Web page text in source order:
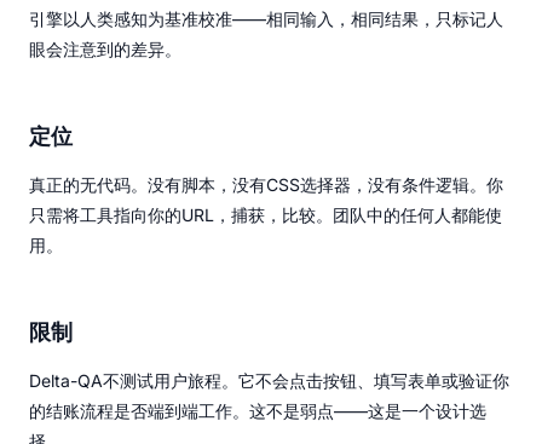
引擎以人类感知为基准校准——相同输入，相同结果，只标记人
眼会注意到的差异。
定位
真正的无代码。没有脚本，没有CSS选择器，没有条件逻辑。你
只需将工具指向你的URL，捕获，比较。团队中的任何人都能使
用。
限制
Delta-QA不测试用户旅程。它不会点击按钮、填写表单或验证你
的结账流程是否端到端工作。这不是弱点——这是一个设计选